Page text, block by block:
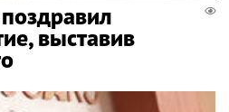
выставив